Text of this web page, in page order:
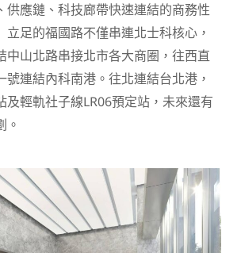
供應鏈、科技廊帶快速連結的商務性
立足的福國路不僅串連北士科核心，
中山北路串接北市各大商圈，往西直
號連結內科南港。往北連結台北港，
及輕軌社子線LR06預定站，未來還有
。